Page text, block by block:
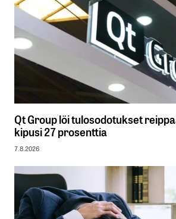
Qt Group löi tulosodotukset
kipusi 27 prosenttia
7.8.2026